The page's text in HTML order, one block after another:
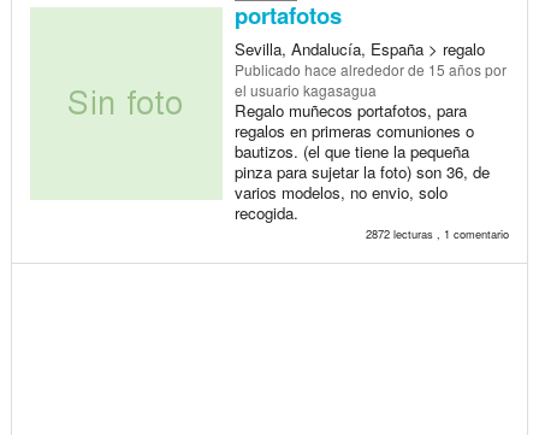
portafotos
Sevilla, Andalucía, España > regalo
Publicado hace alrededor de 15 añospor
el usuario kagasagua
Regalo muñecos portafotos, para
regalos en primeras comuniones o
bautizos. (el que tiene la pequeña
pinza para sujetar la foto) son 36, de
varios modelos, no envio, solo
recogida.
2872 lecturas , 1 comentario